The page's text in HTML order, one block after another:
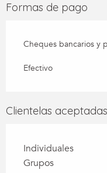
Formas de pago
Cheques bancarios y
Efectivo
Clientelas aceptadas
Individuales
Grupos